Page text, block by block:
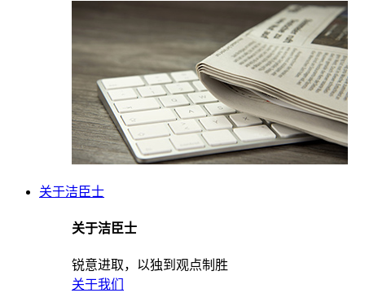
关于洁臣士
关于洁臣士
锐意进取，以独到观点制胜
关于我们